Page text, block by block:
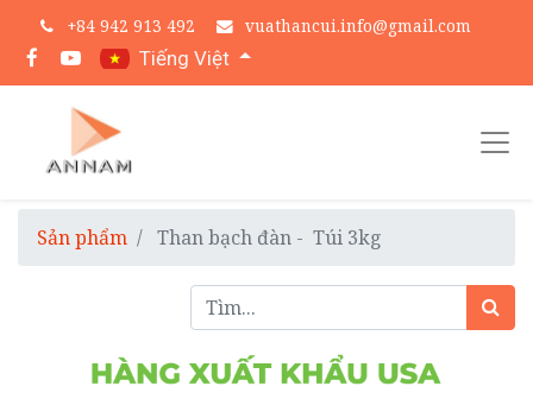
+84 942 913 492 vuathancui.info@gmail.com
Tiếng Việt
Sản phẩm Than bạch đàn - Túi 3kg